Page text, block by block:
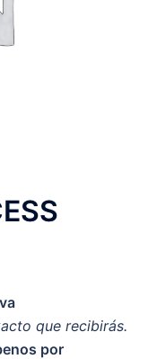
que recibirás.
por